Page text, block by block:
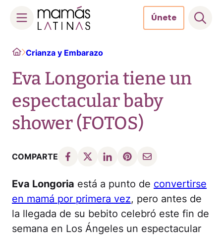
content
Únete
HomeCrianza y Embarazo
Eva Longoria tiene un
espectacular baby
shower (FOTOS)
COMPARTE
Eva Longoria está a punto de convertirse
en mamá por primera vez, pero antes de
la llegada de su bebito celebró este fin de
semana en Los Ángeles un espectacular